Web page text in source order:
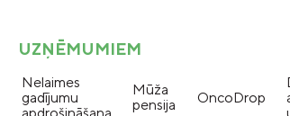
UZŅĒMUMIEM
Nelaimes
gadījumu
apdrošināšana
Mūža
pensija
OncoDrop